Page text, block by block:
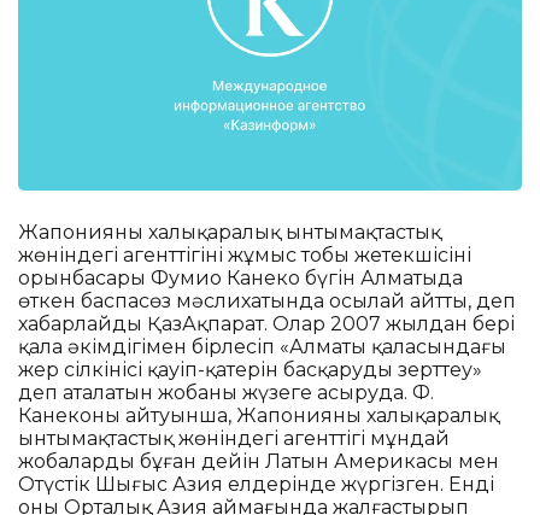
Жапонияның халықаралық ынтымақтастық
жөніндегі агенттігінің жұмыс тобы жетекшісінің
орынбасары Фумио Канеко бүгін Алматыда
өткен баспасөз мәслихатында осылай айтты, деп
хабарлайды ҚазАқпарат. Олар 2007 жылдан бері
қала әкімдігімен бірлесіп «Алматы қаласындағы
жер сілкінісі қауіп-қатерін басқаруды зерттеу»
деп аталатын жобаны жүзеге асыруда. Ф.
Канеконың айтуынша, Жапонияның халықаралық
ынтымақтастық жөніндегі агенттігі мұндай
жобаларды бұған дейін Латын Америкасы мен
Оңтүстік Шығыс Азия елдерінде жүргізген. Енді
оны Орталық Азия аймағында жалғастырып